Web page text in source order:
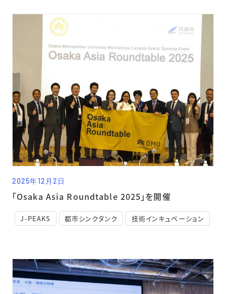
2025年12月2日
J-PEAKS 都市シンクタンク 技術インキュベーション
「Osaka Asia Roundtable 2025」を開催